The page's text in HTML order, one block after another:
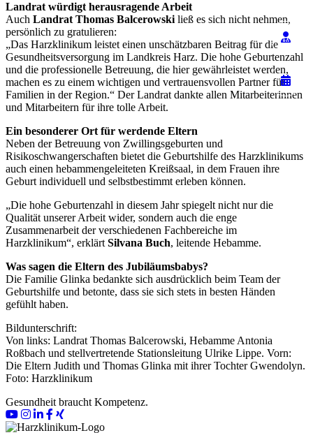
Landrat würdigt herausragende Arbeit
Auch Landrat Thomas Balcerowskiließ es sich nicht nehmen,
persönlich zu gratulieren:
„Das Harzklinikum leistet einen unschätzbaren Beitrag für die
Gesundheitsversorgung im Landkreis Harz. Die hohe Geburtenzahl
und die professionelle Betreuung, die hier gewährleistet werden,
machen es zu einem wichtigen und vertrauensvollen Partner für
Familien in der Region.“ Der Landrat dankte allen Mitarbeiterinnen
und Mitarbeitern für ihre tolle Arbeit.
Ein besonderer Ort für werdende Eltern
Neben der Betreuung von Zwillingsgeburten und
Risikoschwangerschaften bietet die Geburtshilfe des Harzklinikums
auch einen hebammengeleiteten Kreißsaal, in dem Frauen ihre
Geburt individuell und selbstbestimmt erleben können.
„Die hohe Geburtenzahl in diesem Jahr spiegelt nicht nur die
Qualität unserer Arbeit wider, sondern auch die enge
Zusammenarbeit der verschiedenen Fachbereiche im
Harzklinikum“, erklärtSilvana Buch, leitende Hebamme.
Was sagen die Eltern des Jubiläumsbabys?
Die Familie Glinka bedankte sich ausdrücklich beim Team der
Geburtshilfe und betonte, dass sie sich stets in besten Händen
gefühlt haben.
Bildunterschrift:
Von links: Landrat Thomas Balcerowski, Hebamme Antonia
Roßbach und stellvertretende Stationsleitung Ulrike Lippe. Vorn:
Die Eltern Judith und Thomas Glinka mit ihrer Tochter Gwendolyn.
Foto: Harzklinikum
Gesundheit braucht Kompetenz.